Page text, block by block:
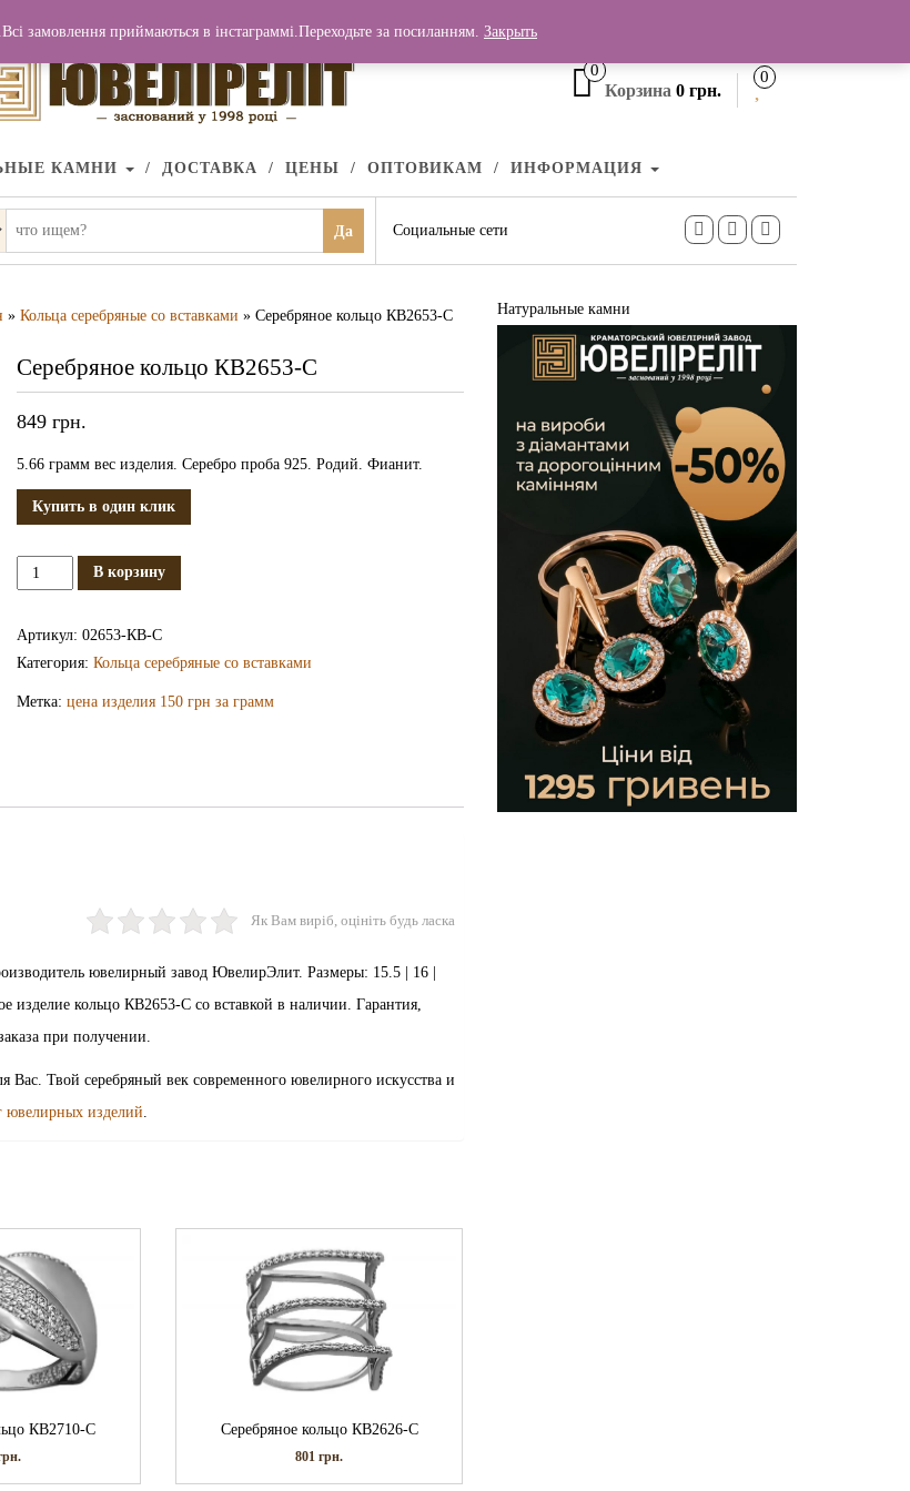
0
Корзина 0 грн.
0
КАМНИ ДОСТАВКА ЦЕНЫ ОПТОВИКАМ ИНФОРМАЦИЯ
Да Социальные сети
» Кольца серебряные со вставками » Серебряное кольцо КВ2653-С
Серебряное кольцо КВ2653-С
849 грн.
5.66 грамм вес изделия. Серебро проба 925. Родий. Фианит.
Купить в один клик
Количество
Серебряное
В корзину
Артикул: 02653-КВ-С
Категория: Кольца серебряные со вставками
Метка: цена изделия 150 грн за грамм
Як Вам виріб, оцініть будь ласка
ювелирный завод ЮвелирЭлит. Размеры: 15.5 | 16 |
изделие кольцо КВ2653-С со вставкой в наличии. Гарантия,
при получении.
Вас. Твой серебряный век современного ювелирного искусства и
ювелирных изделий.
КВ2710-С Серебряное кольцо КВ2626-С
801грн.
Натуральные камни
замовлення приймаються в інстаграммі.Переходьте за посиланням. Закрыть